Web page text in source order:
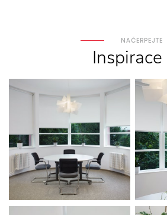
NAČERPEJTE
Inspirace